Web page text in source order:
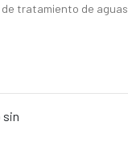
tratamiento de aguas
sin